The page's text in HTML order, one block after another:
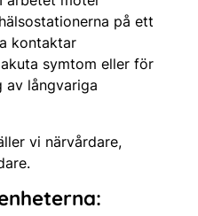
på ett
kontaktar
symtom eller för
långvariga
vi närvårdare,